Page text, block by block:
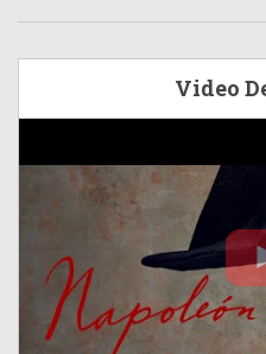
Video